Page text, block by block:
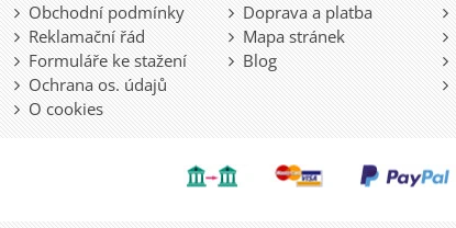
Obchodní podmínky
Reklamační řád
Formuláře ke stažení
Ochrana os. údajů
O cookies
Doprava a platba
Mapa stránek
Blog